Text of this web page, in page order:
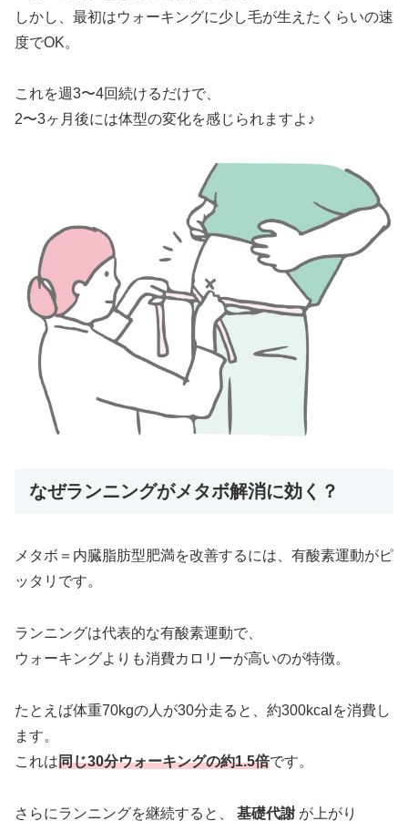
しかし、最初はウォーキングに少し毛が生えたくらいの速
度でOK。
これを週3〜4回続けるだけで、
2〜3ヶ月後には体型の変化を感じられますよ♪
なぜランニングがメタボ解消に効く？
メタボ＝内臓脂肪型肥満を改善するには、有酸素運動がピ
ッタリです。
ランニングは代表的な有酸素運動で、
ウォーキングよりも消費カロリーが高いのが特徴。
たとえば体重70kgの人が30分走ると、約300kcalを消費し
ます。
これは同じ30分ウォーキングの約1.5倍です。
さらにランニングを継続すると、 基礎代謝 が上がり